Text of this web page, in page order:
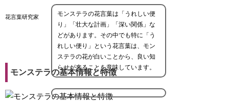
花言葉研究家
モンステラの花言葉は「うれしい便
り」「壮大な計画」「深い関係」な
どがあります。その中でも特に「う
れしい便り」という花言葉は、モン
ステラの花が白いことから、良い知
らせが来ることを意味しています。
モンステラの基本情報と特徴